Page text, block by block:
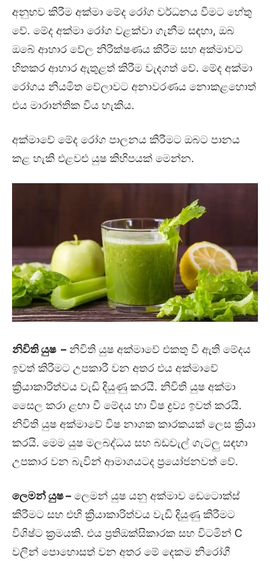
අනුභව කිරීම අක්මා මේද රෝග වර්ධනය වීමට හේතු
වේ. මේද අක්මා රෝග වළක්වා ගැනීම සඳහා, ඔබ
ඔබේ ආහාර වේල නිරීක්ෂණය කිරීම සහ අක්මාවට
හිතකර ආහාර ඇතුළත් කිරීම වැදගත් වේ. මේද අක්මා
රෝගය නියමිත වේලාවට අනාවරණය නොකළහොත්
එය මාරාන්තික විය හැකිය.
අක්මාවේ මේද රෝග පාලනය කිරීමට ඔබට පානය
කළ හැකි එළවළු යුෂ කිහිපයක් මෙන්න.
නිවිති යුෂ – නිවිති යුෂ අක්මාවේ එකතු වී ඇති මේදය
ඉවත් කිරීමට උපකාරී වන අතර එය අක්මාවේ
ක්‍රියාකාරිත්වය වැඩි දියුණු කරයි. නිවිති යුෂ අක්මා
සෛල කරා ළඟා වී මේදය හා විෂ ද්‍රව්‍ය ඉවත් කරයි.
නිවිති යුෂ අක්මාවේ විෂ නාශක කාරකයක් ලෙස ක්‍රියා
කරයි. මෙම යුෂ මලබද්ධය සහ බඩවැල් ගැටලු සඳහා
උපකාර වන බැවින් ආමාශයටද ප්‍රයෝජනවත් වේ.
ලෙමන් යුෂ– ලෙමන් යුෂ යනු අක්මාව ඩෙටොක්ස්
කිරීමට සහ එහි ක්‍රියාකාරිත්වය වැඩි දියුණු කිරීමට
විශිෂ්ට ක්‍රමයකි. එය ප්‍රතිඔක්සිකාරක සහ විටමින් C
වලින් පොහොසත් වන අතර මේ දෙකම නිරෝගී